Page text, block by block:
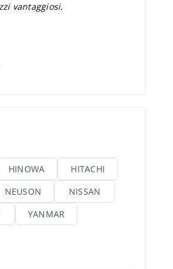
vantaggiosi.
HINOWA
HITACHI
NEUSON
NISSAN
YANMAR